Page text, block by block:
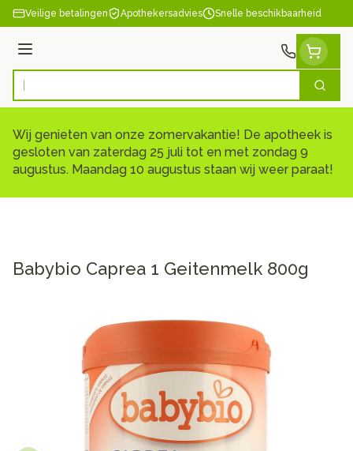
Ga naar de inhoud
Veilige betalingen Apothekersadvies Snelle beschikbaarheid
Menu
Product, merk, categorie... Zoek
Wij genieten van onze zomervakantie! De apotheek is
gesloten van zaterdag 25 juli tot en met zondag 9
augustus. Maandag 10 augustus staan wij weer paraat!
Babybio Caprea 1 Geitenmelk 800g